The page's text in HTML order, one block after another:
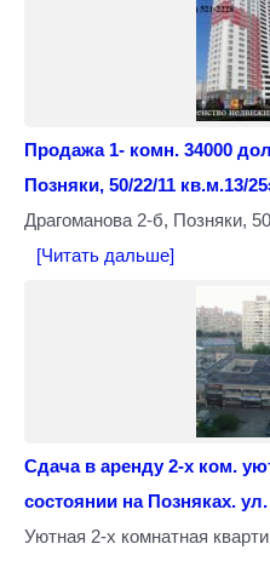
Продажа 1- комн. 34000
Позняки, 50/22/11 кв.м.13/
Драгоманова 2-б, Позняки,
[Читать дальше]
Сдача в аренду 2-х ком.
состоянии на Позняках.
Уютная 2-х комнатная